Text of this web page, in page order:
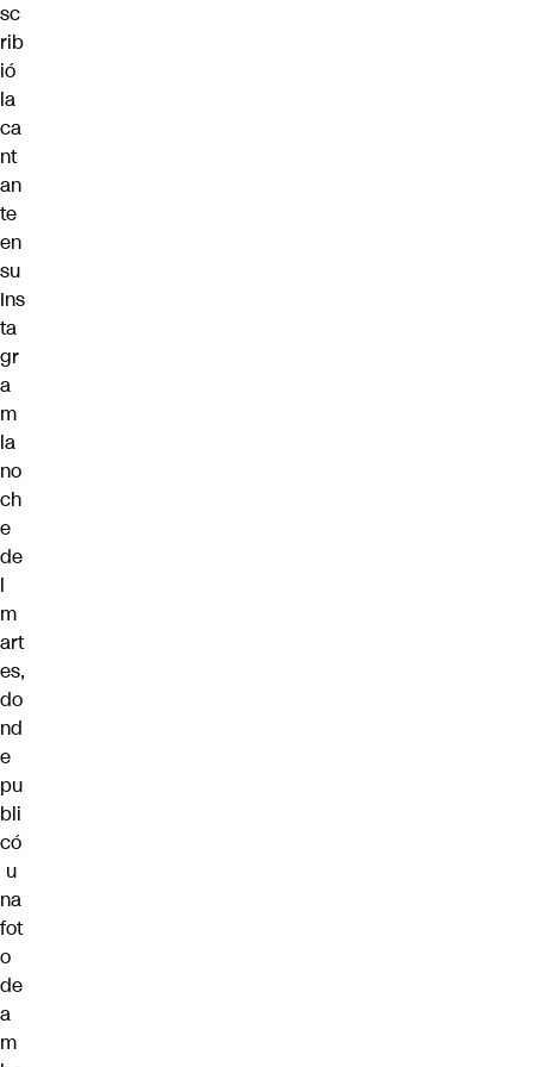
sc
rib
ió
la
ca
nt
an
te
en
su
Ins
ta
gr
a
m
la
no
ch
e
de
l
m
art
es,
do
nd
e
pu
bli
có
u
na
fot
o
de
a
m